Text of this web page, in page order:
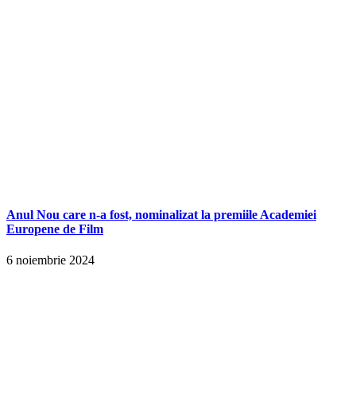
Anul Nou care n-a fost, nominalizat la premiile Academiei
Europene de Film
6 noiembrie 2024